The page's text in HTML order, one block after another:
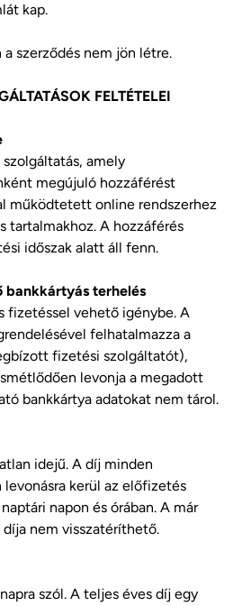
kap.
szerződés nem jön létre.
FELTÉTELEI
amely
megújuló hozzáférést
működtetett online rendszerhez
tartalmakhoz. A hozzáférés
időszak alatt áll fenn.
bankkártyás terhelés
fizetéssel vehető igénybe. A
felhatalmazza a
fizetési szolgáltatót),
levonja a megadott
bankkártya adatokat nem tárol.
idejű. A díj minden
kerül az előfizetés
napon és órában. A már
nem visszatéríthető.
szól. A teljes éves díj egy